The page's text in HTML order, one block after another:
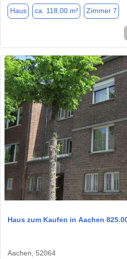
Haus ca. 118,00 m² Zimmer 7
Haus zum Kaufen in Aachen
Aachen, 52064